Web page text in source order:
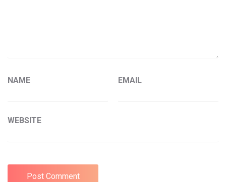
NAME EMAIL
WEBSITE